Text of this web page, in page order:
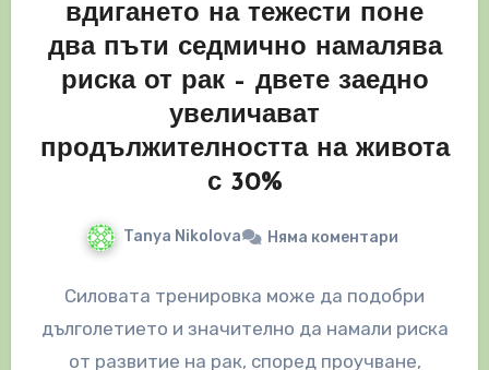
вдигането на тежести поне
два пъти седмично намалява
риска от рак – двете заедно
увеличават
продължителността на живота
с 30%
Tanya Nikolova Няма коментари
Силовата тренировка може да подобри
дълголетието и значително да намали риска
от развитие на рак, според проучване,